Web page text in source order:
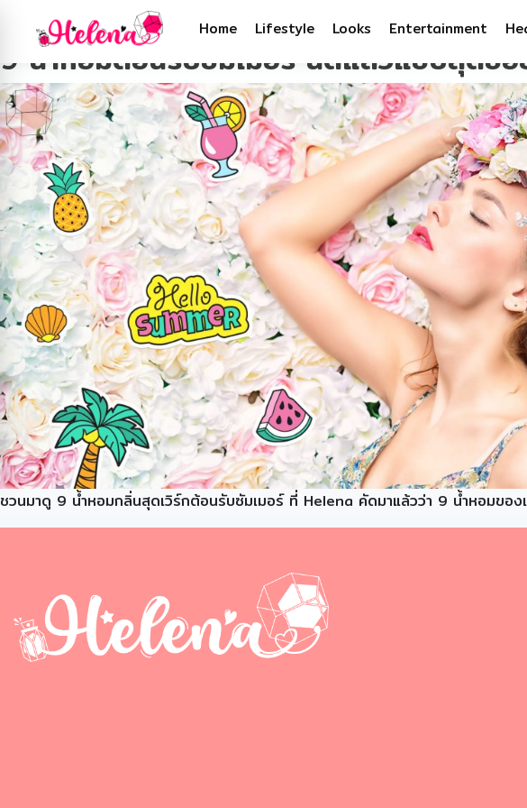
Home Lifestyle Looks Entertainment
Tag:กลิ่นน้ำหอม
9 น้ำหอมต้อนรับซัมเมอร์ ฉีดแล้วแซ่บสุดซอ
ชวนมาดู 9 น้ำหอมกลิ่นสุดเวิร์กต้อนรับซัมเมอร์ ที่ Helena คัดมาแล้วว่า 9 น้ำหอมของ